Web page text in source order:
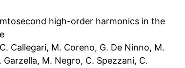
high-order harmonics in the
Callegari, M. Coreno, G. De Ninno, M.
M. Negro, C. Spezzani, C.